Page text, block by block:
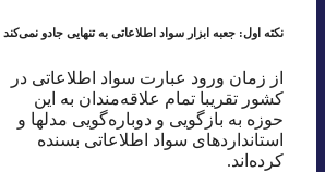
نکته اول: جعبه ابزار سواد اطلاعاتی به تنهایی جادو نمی‌کند
از زمان ورود عبارت سواد اطلاعاتی در
کشور تقریبا تمام علاقه‌مندان به این
حوزه به بازگویی و دوباره‌گویی مدلها و
استانداردهای سواد اطلاعاتی بسنده
کرده‌اند.